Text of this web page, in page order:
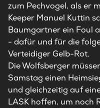
zum Pechvogel, als er
Keeper Manuel Kuttin
Baumgartner ein Foul
- dafür und für die
Verteidiger Gelb-Rot.
Die Wolfsberger
Samstag einen
und gleichzeitig auf
LASK hoffen, um noch